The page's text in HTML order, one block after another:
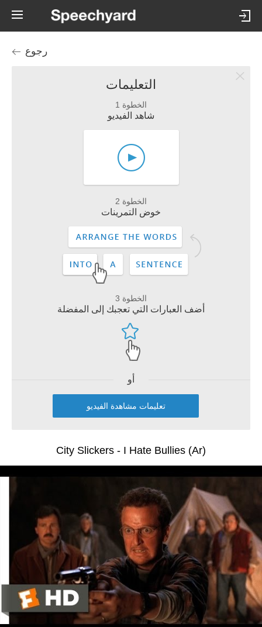
رجوع
التعليمات
الخطوة 1
شاهد الفيديو
الخطوة 2
خوض التمرينات
الخطوة 3
أضف العبارات التي تعجبك إلى المفضلة
أو
تعليمات مشاهدة الفيديو
City Slickers - I Hate Bullies (Ar)